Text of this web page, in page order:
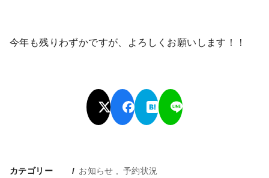
今年も残りわずかですが、よろしくお願いします！！
カテゴリー お知らせ 予約状況